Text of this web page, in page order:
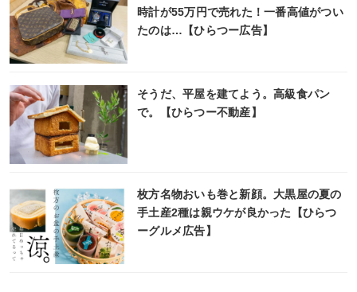
時計が55万円で売れた！一番高値がつい
たのは…【ひらつー広告】
そうだ、平屋を建てよう。高級食パン
で。【ひらつー不動産】
枚方名物おいも巻と新顔。大黒屋の夏の
手土産2種は親ウケが良かった【ひらつ
ーグルメ広告】